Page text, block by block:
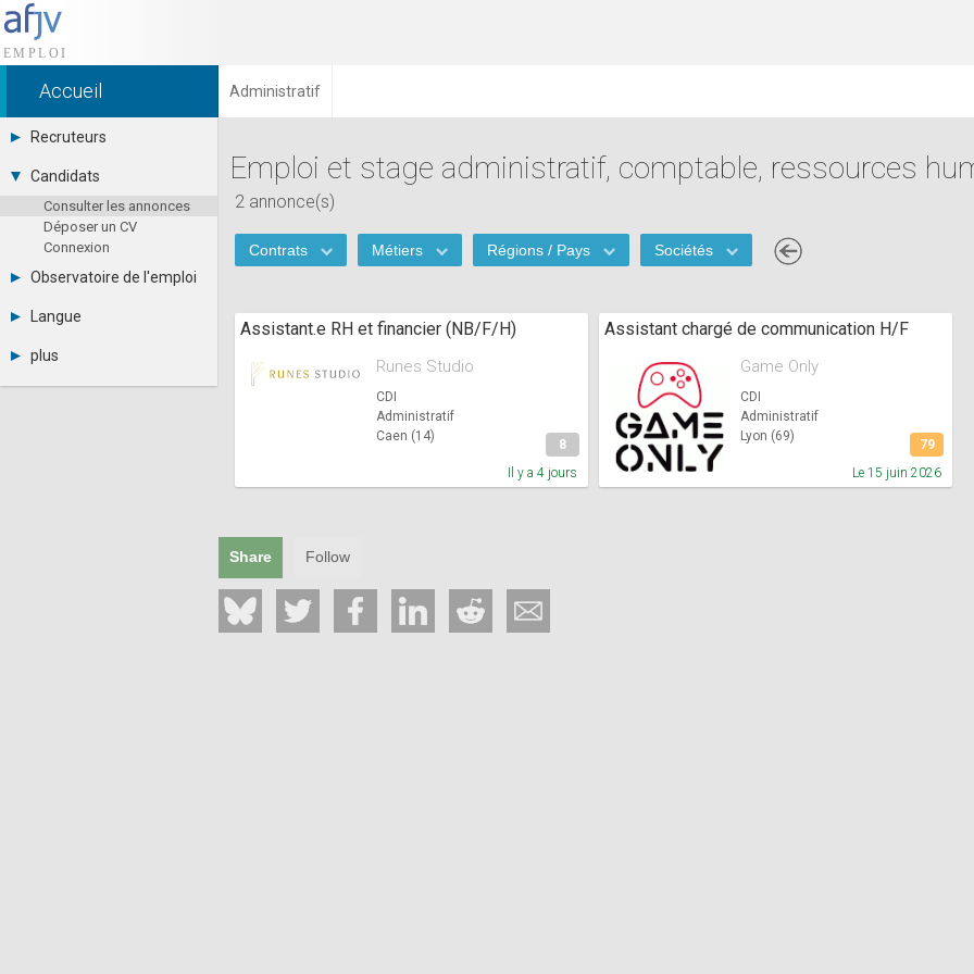
Accueil Administratif
Recruteurs
Déposer une annonce
Tarifs
Interface recruteur
Candidats
Consulter les annonces
Déposer un CV
Connexion
Observatoire de l'emploi
Par métier
Par contrat
Langue
Español
plus
Actualités
Emploi et stage administratif, comptable, ressources
2 annonce(s)
Contrats Métiers Régions / Pays Sociétés
CDI
Assistant.e RH et financier (NB/F/H)
Runes Studio
Administratif
Caen (14)
Il y a 4 jours
8
CDI
Assistant chargé de communication H/F
Game Only
Administratif
Lyon (69)
Le 15 juin 2026
79
Share Follow